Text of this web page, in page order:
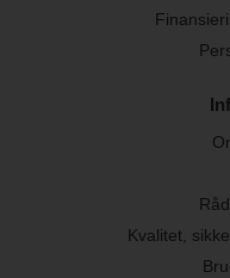
Kvalitet,